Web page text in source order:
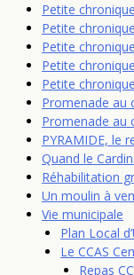
Petite
Petite
Petite
Petite
Petite
Promenade au
Promenade au
PYRAMIDE, le
Quand le
Réhabilitation
Un moulin à
Vie municipale
Plan Local
Le CCAS
Repas